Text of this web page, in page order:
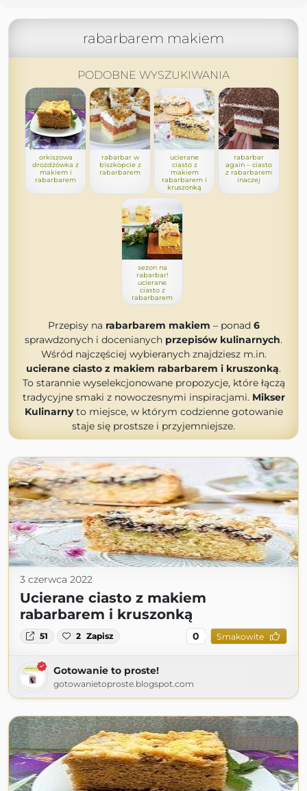
rabarbarem makiem
PODOBNE WYSZUKIWANIA
orkiszowa
drożdżówka z
makiem i
rabarbarem
rabarbar w
biszkopcie z
rabarbarem
ucierane
ciasto z
makiem
rabarbarem i
kruszonką
rabarbar
again – ciasto
z rabarbarem
inaczej
sezon na
rabarbar!
ucierane
ciasto z
rabarbarem
Przepisy na rabarbarem makiem – ponad 6
sprawdzonych i docenianych przepisów kulinarnych.
Wśród najczęściej wybieranych znajdziesz m.in.
ucierane ciasto z makiem rabarbarem i kruszonką.
To starannie wyselekcjonowane propozycje, które łączą
tradycyjne smaki z nowoczesnymi inspiracjami. Mikser
Kulinarnyto miejsce, w którym codzienne gotowanie
staje się prostsze i przyjemniejsze.
3 czerwca 2022
Ucierane ciasto z makiem
rabarbarem i kruszonką
51 2 Zapisz 0 Smakowite
Gotowanie to proste!
gotowanietoproste.blogspot.com